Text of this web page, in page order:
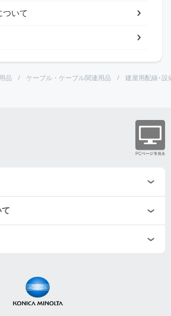
ついて
品 ケーブル・ケーブル関連用品 建屋用配線･設